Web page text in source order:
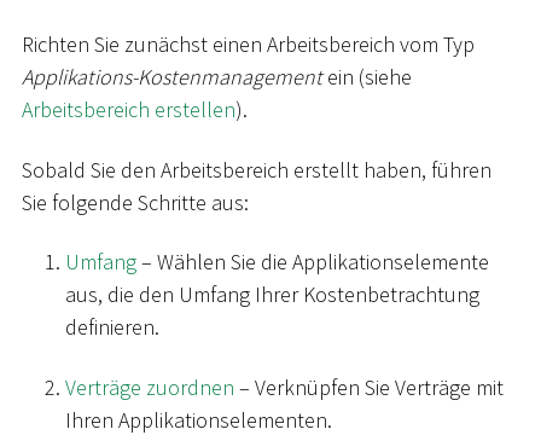
Richten Sie zunächst einen Arbeitsbereich vom Typ
Applikations-Kostenmanagementein (siehe
Arbeitsbereich erstellen).
Sobald Sie den Arbeitsbereich erstellt haben, führen
Sie folgende Schritte aus:
Umfang– Wählen Sie die Applikationselemente
aus, die den Umfang Ihrer Kostenbetrachtung
definieren.
Verträge zuordnen – Verknüpfen Sie Verträge mit
Ihren Applikationselementen.